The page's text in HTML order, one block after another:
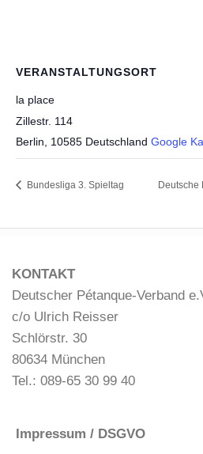
VERANSTALTUNGSORT
la place
Zillestr. 114
Berlin
10585 Deutschland Google
Bundesliga 3. Spieltag Deutsche
KONTAKT
Deutscher Pétanque-Verband
c/o Ulrich Reisser
Schlörstr. 30
80634 München
Tel.: 089-65 30 99 40
Impressum / DSGVO